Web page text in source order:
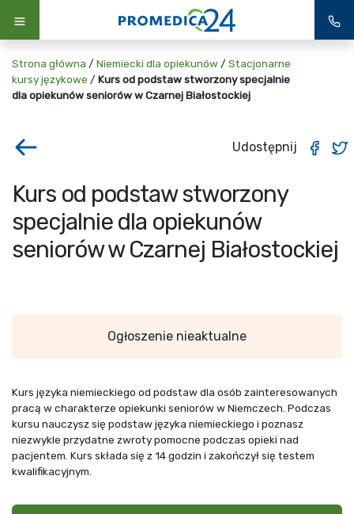
Strona główna / Niemiecki dla opiekunów / Stacjonarne
kursy językowe / Kurs od podstaw stworzony specjalnie
dla opiekunów seniorów w Czarnej Białostockiej
Udostępnij
Kurs od podstaw stworzony
specjalnie dla opiekunów
seniorów w Czarnej Białostockiej
Ogłoszenie nieaktualne
Kurs języka niemieckiego od podstaw dla osób zainteresowanych
pracą w charakterze opiekunki seniorów w Niemczech. Podczas
kursu nauczysz się podstaw języka niemieckiego i poznasz
niezwykle przydatne zwroty pomocne podczas opieki nad
pacjentem. Kurs składa się z 14 godzin i zakończył się testem
kwalifikacyjnym.